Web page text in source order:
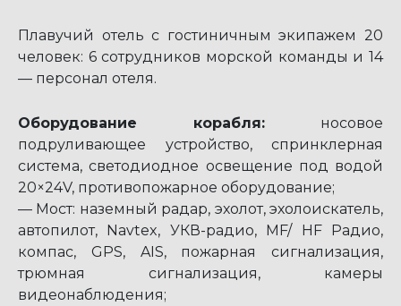
Плавучий отель с гостиничным экипажем 20
человек: 6 сотрудников морской команды и 14
— персонал отеля.
Оборудование корабля: носовое
подруливающее устройство, спринклерная
система, светодиодное освещение под водой
20×24V, противопожарное оборудование;
— Мост: наземный радар, эхолот, эхолоискатель,
автопилот, Navtex, УКВ-радио, MF/ HF Радио,
компас, GPS, AIS, пожарная сигнализация,
трюмная сигнализация, камеры
видеонаблюдения;